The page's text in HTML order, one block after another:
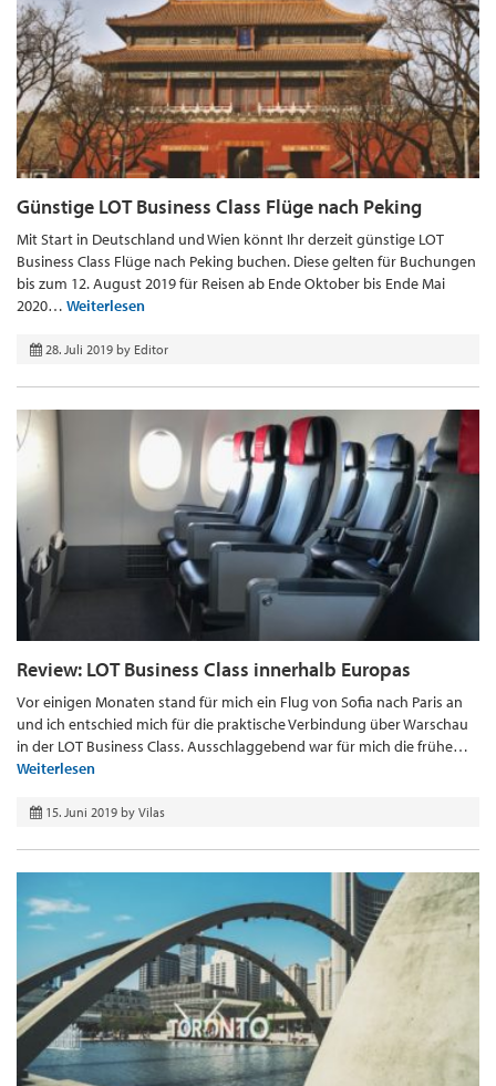
Günstige LOT Business Class Flüge nach Peking
Mit Start in Deutschland und Wien könnt Ihr derzeit günstige LOT
Business Class Flüge nach Peking buchen. Diese gelten für Buchungen
bis zum 12. August 2019 für Reisen ab Ende Oktober bis Ende Mai
2020… Weiterlesen
28. Juli 2019 by Editor
Review: LOT Business Class innerhalb Europas
Vor einigen Monaten stand für mich ein Flug von Sofia nach Paris an
und ich entschied mich für die praktische Verbindung über Warschau
in der LOT Business Class. Ausschlaggebend war für mich die frühe…
Weiterlesen
15. Juni 2019 by Vilas